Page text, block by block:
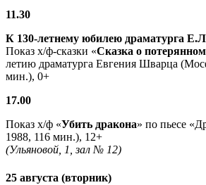
11.30
К 130-летнему юбилею драматурга
Показ х/ф-сказки «Сказка о
летию драматурга Евгения Шварца
мин.), 0+
17.00
Показ х/ф «Убить дракона» по пьесе
1988, 116 мин.), 12+
(Ульяновой, 1, зал № 12)
25 августа (вторник)